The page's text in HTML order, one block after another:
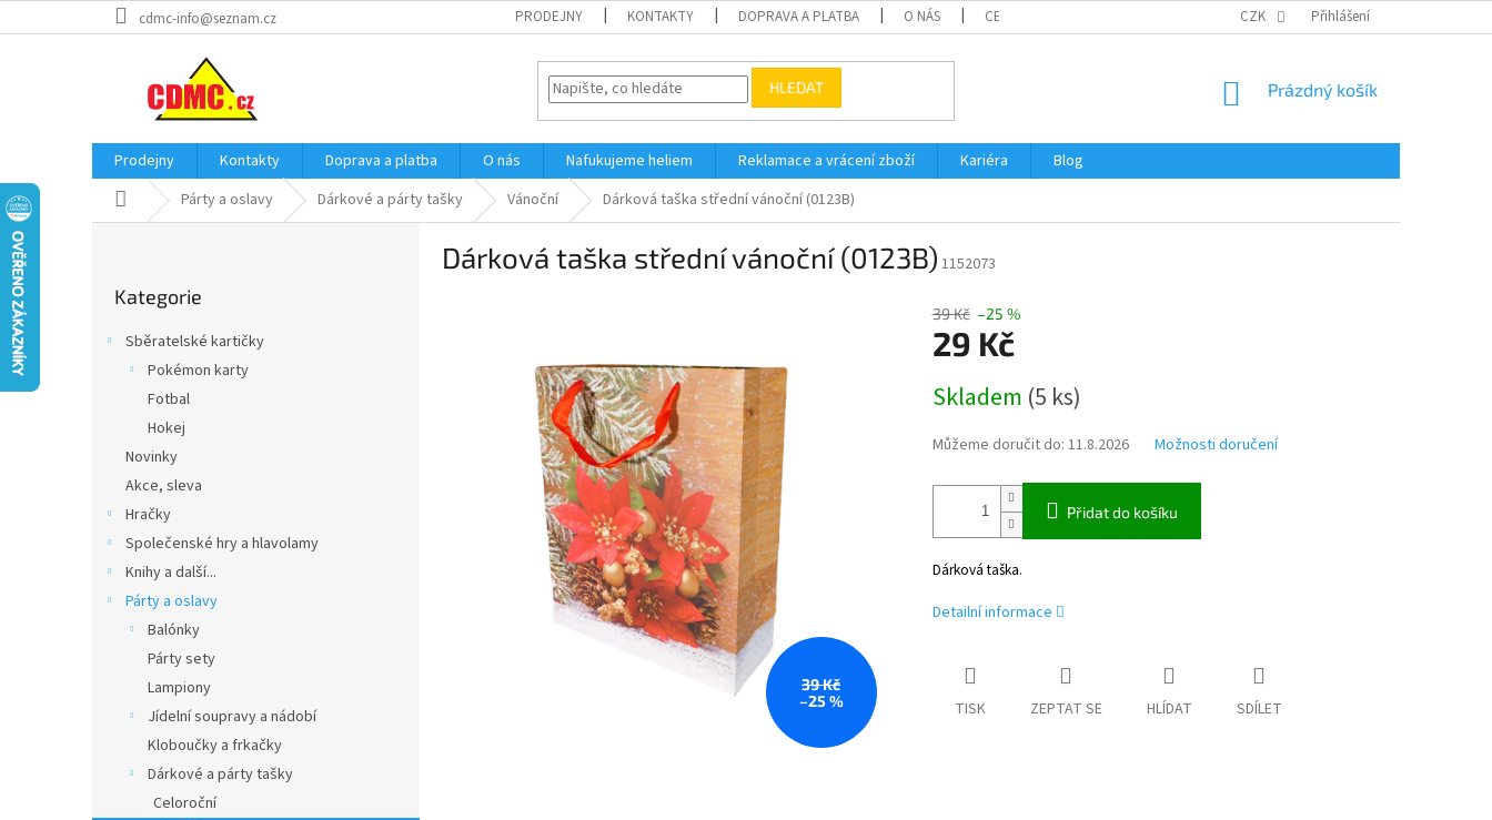
na
cdmc-info@seznam.cz PRODEJNY KONTAKTY DOPRAVA A PLATBA O NÁS CERTIFIKÁTY A NÁVODY OBCHODNÍ PODMÍNKY OCHRANA OSOBNÍCH
CZK Přihlášení
HLEDAT
NÁKUPNÍ
Prázdný košík
Prodejny Kontakty Doprava a platba O nás Nafukujeme heliem Reklamace a vrácení zboží Kariéra
Blog
Domů Párty a oslavy Dárkové a párty tašky Vánoční Dárková taška střední vánoční (0123B)
kategorie
Kategorie
Sběratelské kartičky
Pokémon karty
Fotbal
Hokej
Novinky
Akce, sleva
Hračky
Společenské hry a hlavolamy
Knihy a další...
Párty a oslavy
Balónky
Párty sety
Lampiony
Jídelní soupravy a nádobí
Kloboučky a frkačky
Dárkové a párty tašky
Celoroční
Dárková taška střední vánoční (0123B) 1152073
39 Kč
–25 %
39 Kč –25 %
29 Kč
cena:
Skladem (5 ks)
Můžeme doručit do: 11.8.2026 Možnosti doručení
Přidat do košíku
Dárková taška.
Detailní informace
TISK ZEPTAT SE HLÍDAT SDÍLET